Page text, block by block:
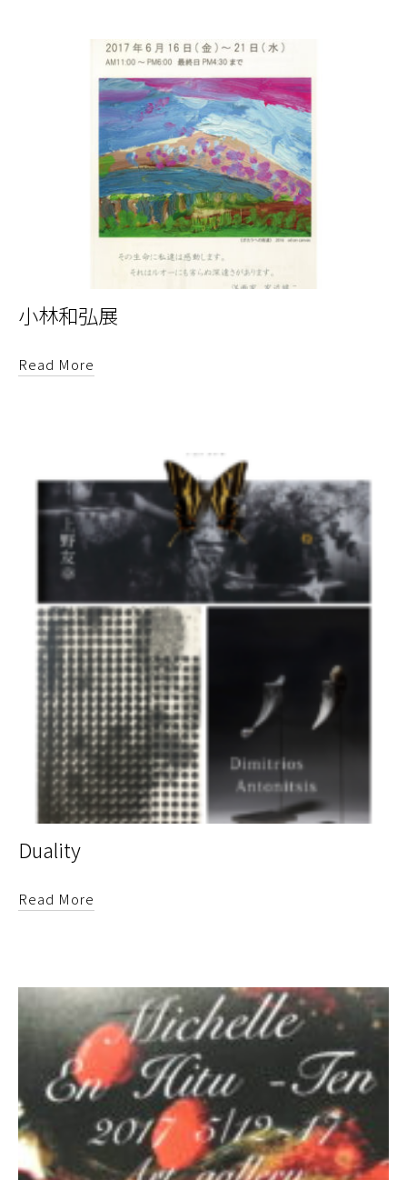
小林和弘展
Read More
Duality
Read More